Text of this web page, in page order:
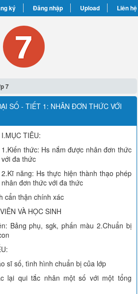
ký Đăng nhập Upload Liên hệ
7
SỐ - TIẾT 1: NHÂN ĐƠN THỨC VỚI
I.MỤC TIÊU:
1.Kiến thức: Hs nắm được nhân đơn thức
với đa thức
2.Kĩ năng: Hs thực hiện thành thạo phép
nhân đơn thức với đa thức
cẩn thận chính xác
VÀ HỌC SINH
Bảng phụ, sgk, phấn màu 2.Chuẩn bị
sĩ số, tình hình chuẩn bị của lớp
lại qui tắc nhân một số với một tổng